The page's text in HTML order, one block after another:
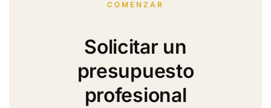
COMENZAR
Solicitar un
presupuesto
profesional